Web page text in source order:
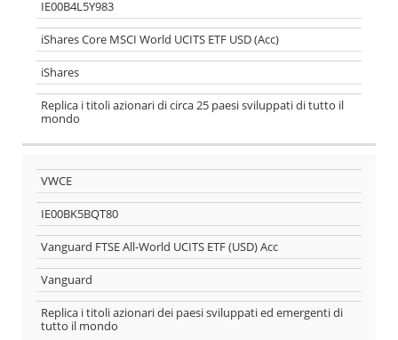
IE00B4L5Y983
iShares Core MSCI World UCITS ETF USD (Acc)
iShares
Replica i titoli azionari di circa 25 paesi sviluppati di tutto il
mondo
VWCE
IE00BK5BQT80
Vanguard FTSE All-World UCITS ETF (USD) Acc
Vanguard
Replica i titoli azionari dei paesi sviluppati ed emergenti di
tutto il mondo